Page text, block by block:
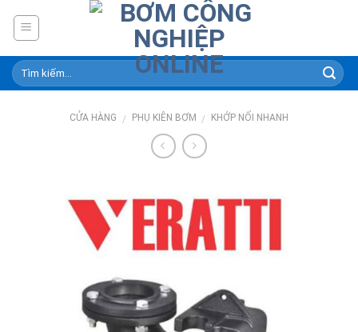
CỬA HÀNG / PHỤ KIÊN BƠM / KHỚP NỐI NHANH